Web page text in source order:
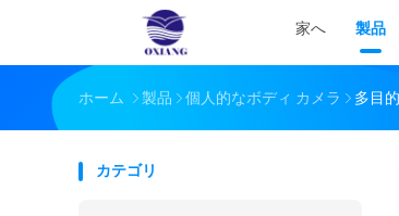
家へ 製品
ホーム 製品 個人的なボディ カメラ 多目
カテゴリ